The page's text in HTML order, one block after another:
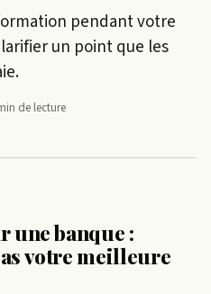
pendant votre
un point que les
de lecture
une banque :
votre meilleure